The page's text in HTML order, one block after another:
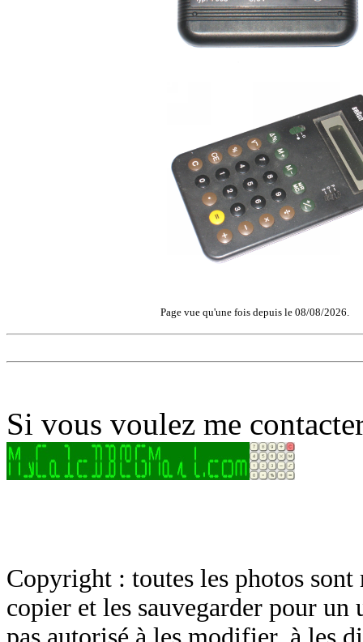
Page vue qu'une fois depuis le 08/08/2026.
Si vous voulez me
Copyright : toutes les photos sont
copier et les sauvegarder pour un